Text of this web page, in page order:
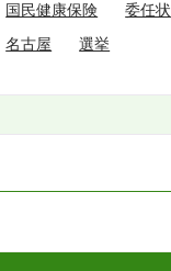
国民健康保険
委任状
名古屋
選挙